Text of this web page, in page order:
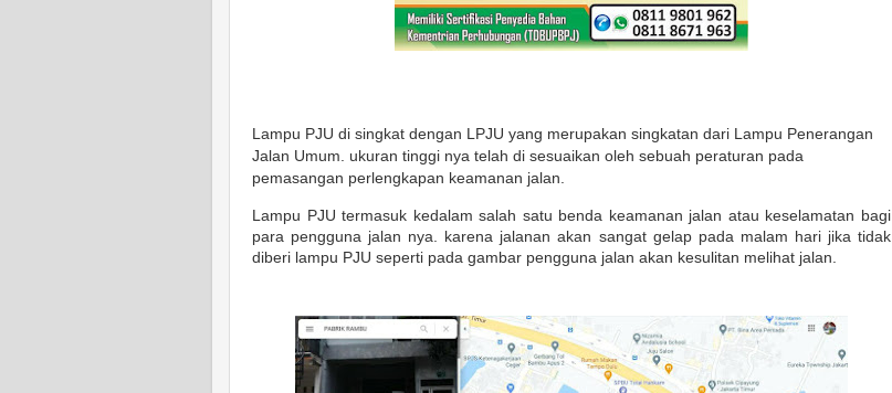
Lampu PJU di singkat dengan LPJU yang merupakan singkatan dari Lampu Penerangan
Jalan Umum. ukuran tinggi nya telah di sesuaikan oleh sebuah peraturan pada
pemasangan perlengkapan keamanan jalan.
Lampu PJU termasuk kedalam salah satu benda keamanan jalan atau keselamatan bagi
para pengguna jalan nya. karena jalanan akan sangat gelap pada malam hari jika tidak
diberi lampu PJU seperti pada gambar pengguna jalan akan kesulitan melihat jalan.